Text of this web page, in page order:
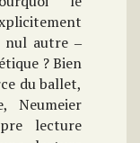
nul autre ‒
? Bien
du ballet,
Neumeier
lecture